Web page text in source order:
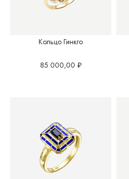
Кольцо Гинкго
85 000,00 ₽